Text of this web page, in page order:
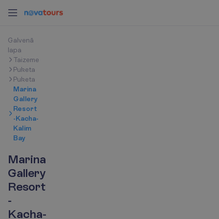
Galvenā
lapa
Taizeme
Puketa
Puketa
Marina
Gallery
Resort
-Kacha-
Kalim
Bay
Marina
Gallery
Resort
-
Kacha-